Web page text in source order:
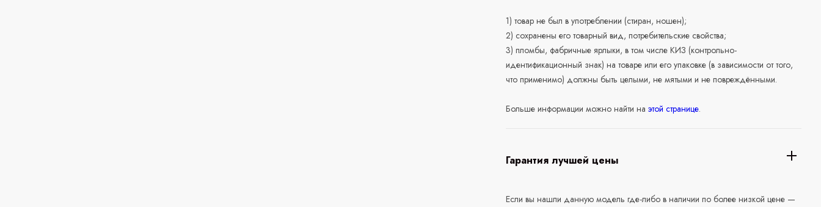
1) товар не был в употреблении (стиран, ношен);
2) сохранены его товарный вид, потребительские свойства;
3) пломбы, фабричные ярлыки, в том числе КИЗ (контрольно-
идентификационный знак) на товаре или его упаковке (в зависимости от того,
что применимо) должны быть целыми, не мятыми и не повреждёнными.
Больше информации можно найти наэтой странице.
Гарантия лучшей цены
Если вы нашли данную модель где-либо в наличии по более низкой цене —